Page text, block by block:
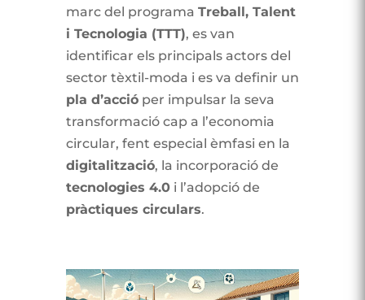
marc del programa Treball, Talent
i Tecnologia (TTT), es van
identificar els principals actors del
sector tèxtil-moda i es va definir un
pla d’accióper impulsar la seva
transformació cap a l’economia
circular, fent especial èmfasi en la
digitalització, la incorporació de
tecnologies 4.0i l’adopció de
pràctiques circulars.